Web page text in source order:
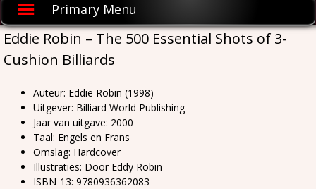
Primary Menu
Eddie Robin – The 500 Essential Shots of 3-
Cushion Billiards
Auteur: Eddie Robin (1998)
Uitgever: Billiard World Publishing
Jaar van uitgave: 2000
Taal: Engels en Frans
Omslag: Hardcover
Illustraties: Door Eddy Robin
ISBN-13: 9780936362083